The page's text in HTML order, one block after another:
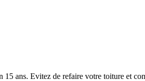
ans. Evitez de refaire votre toiture et